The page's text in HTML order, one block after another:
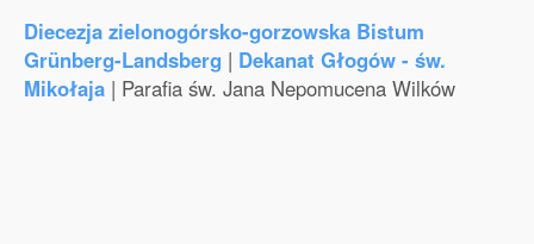
Diecezja zielonogórsko-gorzowska Bistum
Grünberg-Landsberg | Dekanat Głogów - św.
Mikołaja | Parafia św. Jana Nepomucena Wilków